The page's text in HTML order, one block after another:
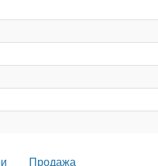
Продажа